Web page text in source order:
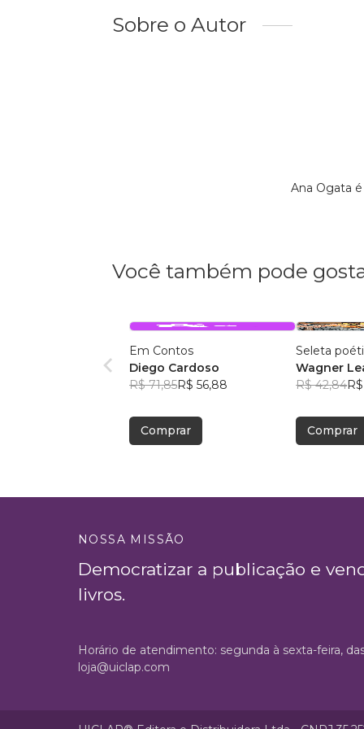
Sobre o Autor
Ana Ogata
Você também pode
Em Contos
Diego Cardoso
R$ 71,85R$ 56,88
Comprar
Seleta
Wagner
R$ 42,84
Comprar
NOSSA MISSÃO
Democratizar a publicação e
livros.
Horário de atendimento: segunda à sexta-feira,
loja@uiclap.com